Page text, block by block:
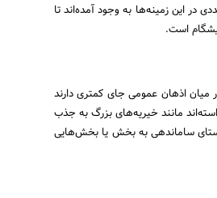
این زمینه‌ها به وجود آمده‌اند تا
است.
اذهان عمومی جای کمتری دارند
مانند خیریه‌های بزرگ به جذب
ساماندهی به بخش یا بخش‌هایی